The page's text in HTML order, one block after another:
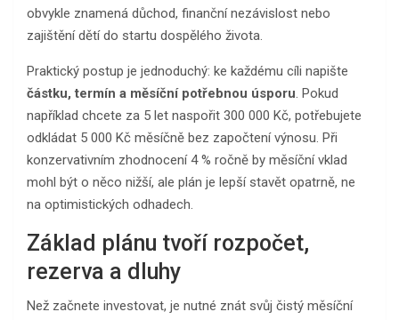
obvykle znamená důchod, finanční nezávislost nebo
zajištění dětí do startu dospělého života.
Praktický postup je jednoduchý: ke každému cíli napište
částku, termín a měsíční potřebnou úsporu. Pokud
například chcete za 5 let naspořit 300 000 Kč, potřebujete
odkládat 5 000 Kč měsíčně bez započtení výnosu. Při
konzervativním zhodnocení 4 % ročně by měsíční vklad
mohl být o něco nižší, ale plán je lepší stavět opatrně, ne
na optimistických odhadech.
Základ plánu tvoří rozpočet,
rezerva a dluhy
Než začnete investovat, je nutné znát svůj čistý měsíční